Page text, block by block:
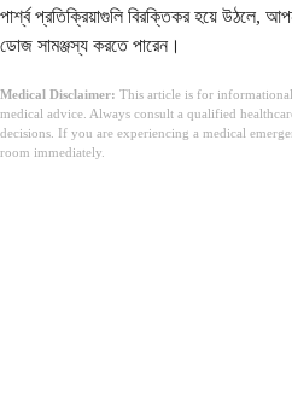
পার্শ্ব প্রতিক্রিয়াগুলি বিরক্তিকর হয়ে উঠলে,
ডোজ সামঞ্জস্য করতে পারেন।
Medical Disclaimer: This article is for
medical advice. Always consult a qualified
decisions. If you are experiencing a medical
room immediately.